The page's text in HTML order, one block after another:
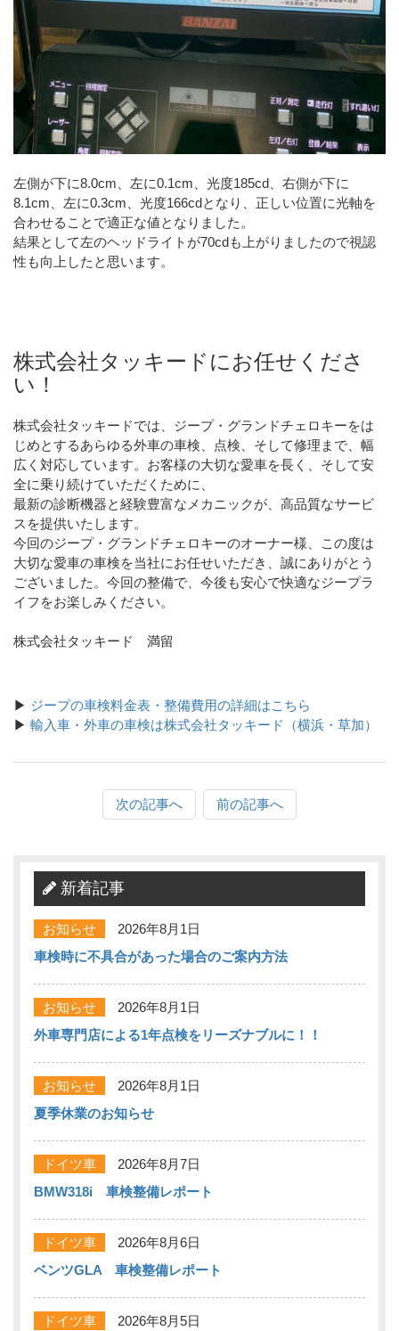
左側が下に8.0cm、左に0.1cm、光度185cd、右側が下に
8.1cm、左に0.3cm、光度166cdとなり、正しい位置に光軸を
合わせることで適正な値となりました。
結果として左のヘッドライトが70cdも上がりましたので視認
性も向上したと思います。
株式会社タッキードにお任せくださ
い！
株式会社タッキードでは、ジープ・グランドチェロキーをは
じめとするあらゆる外車の車検、点検、そして修理まで、幅
広く対応しています。お客様の大切な愛車を長く、そして安
全に乗り続けていただくために、
最新の診断機器と経験豊富なメカニックが、高品質なサービ
スを提供いたします。
今回のジープ・グランドチェロキーのオーナー様、この度は
大切な愛車の車検を当社にお任せいただき、誠にありがとう
ございました。今回の整備で、今後も安心で快適なジープラ
イフをお楽しみください。
株式会社タッキード 満留
▶ ジープの車検料金表・整備費用の詳細はこちら
▶ 輸入車・外車の車検は株式会社タッキード（横浜・草加）
次の記事へ 前の記事へ
新着記事
お知らせ
2026年8月1日
車検時に不具合があった場合のご案内方法
お知らせ
2026年8月1日
外車専門店による1年点検をリーズナブルに！！
お知らせ
2026年8月1日
夏季休業のお知らせ
ドイツ車
2026年8月7日
BMW318i 車検整備レポート
ドイツ車
2026年8月6日
ベンツGLA 車検整備レポート
ドイツ車
2026年8月5日